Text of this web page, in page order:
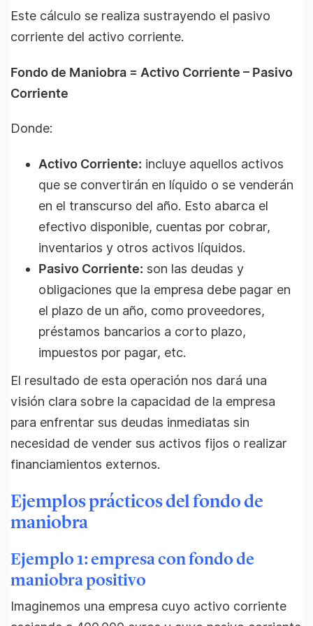
Este cálculo se realiza sustrayendo el pasivo
corriente del activo corriente.
Fondo de Maniobra = Activo Corriente – Pasivo
Corriente
Donde:
Activo Corriente: incluye aquellos activos
que se convertirán en líquido o se venderán
en el transcurso del año. Esto abarca el
efectivo disponible, cuentas por cobrar,
inventarios y otros activos líquidos.
Pasivo Corriente: son las deudas y
obligaciones que la empresa debe pagar en
el plazo de un año, como proveedores,
préstamos bancarios a corto plazo,
impuestos por pagar, etc.
El resultado de esta operación nos dará una
visión clara sobre la capacidad de la empresa
para enfrentar sus deudas inmediatas sin
necesidad de vender sus activos fijos o realizar
financiamientos externos.
Ejemplos prácticos del fondo de
maniobra
Ejemplo 1: empresa con fondo de
maniobra positivo
Imaginemos una empresa cuyo activo corriente